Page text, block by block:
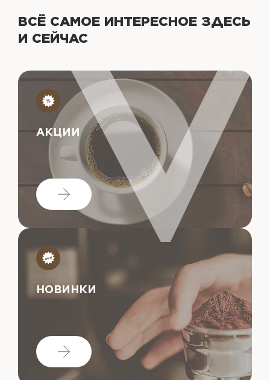
ВСЁ САМОЕ ИНТЕРЕСНОЕ ЗДЕСЬ
И СЕЙЧАС
АКЦИИ
НОВИНКИ